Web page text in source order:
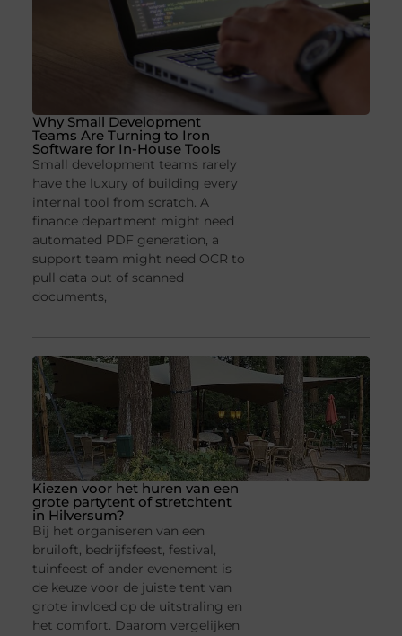
Why Small Development
Teams Are Turning to Iron
Software for In-House Tools
Small development teams rarely
have the luxury of building every
internal tool from scratch. A
finance department might need
automated PDF generation, a
support team might need OCR to
pull data out of scanned
documents,
Kiezen voor het huren van een
grote partytent of stretchtent
in Hilversum?
Bij het organiseren van een
bruiloft, bedrijfsfeest, festival,
tuinfeest of ander evenement is
de keuze voor de juiste tent van
grote invloed op de uitstraling en
het comfort. Daarom vergelijken